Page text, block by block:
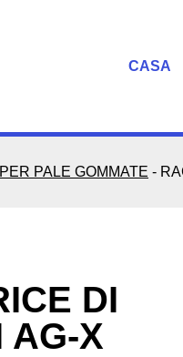
CASA
PALE GOMMATE -
DI
AG-X